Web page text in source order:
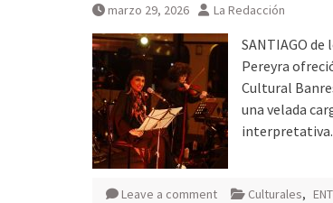
marzo 29, 2026 La Redacción
SANTIAGO
Pereyra
Cultural
una velada
interpretativa.
Leave a comment Culturales,